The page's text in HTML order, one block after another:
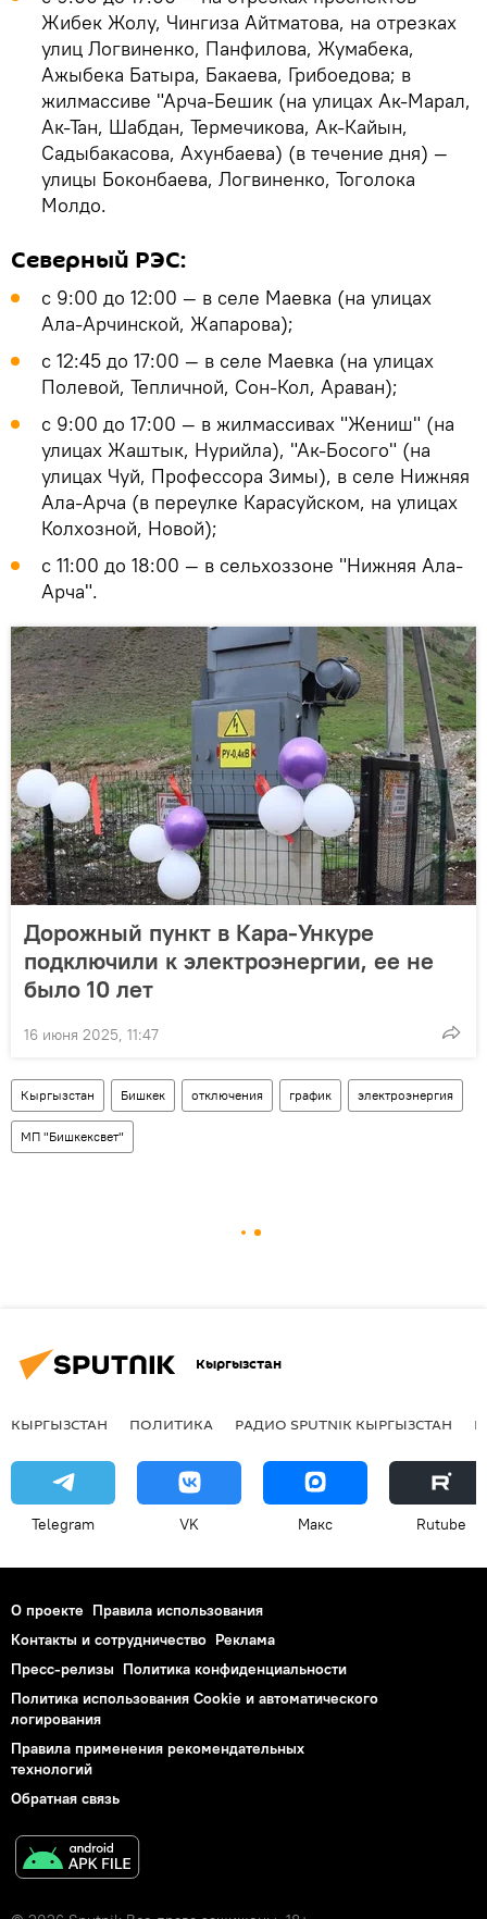
Жибек Жолу, Чингиза Айтматова, на отрезках
улиц Логвиненко, Панфилова, Жумабека,
Ажыбека Батыра, Бакаева, Грибоедова; в
жилмассиве "Арча-Бешик (на улицах Ак-Марал,
Ак-Тан, Шабдан, Термечикова, Ак-Кайын,
Садыбакасова, Ахунбаева) (в течение дня) —
улицы Боконбаева, Логвиненко, Тоголока
Молдо.
Северный РЭС:
с 9:00 до 12:00 — в селе Маевка (на улицах
Ала-Арчинской, Жапарова);
с 12:45 до 17:00 — в селе Маевка (на улицах
Полевой, Тепличной, Сон-Кол, Араван);
с 9:00 до 17:00 — в жилмассивах "Жениш" (на
улицах Жаштык, Нурийла), "Ак-Босого" (на
улицах Чуй, Профессора Зимы), в селе Нижняя
Ала-Арча (в переулке Карасуйском, на улицах
Колхозной, Новой);
с 11:00 до 18:00 — в сельхоззоне "Нижняя Ала-
Арча".
Дорожный пункт в Кара-Ункуре
подключили к электроэнергии, ее не
было 10 лет
16 июня 2025, 11:47
Кыргызстан Бишкек отключения график электроэнергия
МП "Бишкексвет"
Кыргызстан
КЫРГЫЗСТАН ПОЛИТИКА РАДИО SPUTNIK КЫРГЫЗСТАН
Telegram VK Макс Rutube
О проекте Правила использования
Контакты и сотрудничество Реклама
Пресс-релизы Политика конфиденциальности
Политика использования Cookie и автоматического
логирования
Правила применения рекомендательных
технологий
Обратная связь